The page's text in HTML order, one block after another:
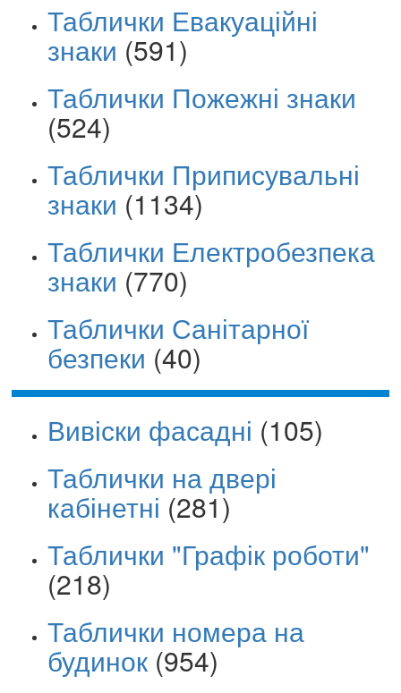
Таблички Евакуаційні
знаки (591)
Таблички Пожежні знаки
(524)
Таблички Приписувальні
знаки (1134)
Таблички Електробезпека
знаки (770)
Таблички Санітарної
безпеки (40)
Вивіски фасадні (105)
Таблички на двері
кабінетні (281)
Таблички "Графік роботи"
(218)
Таблички номера на
будинок (954)